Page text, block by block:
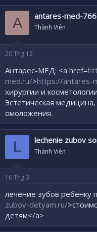
A antares-med-766
Thành Viên
20Thg 12
Антарес-МЕД: <a href=
med.ru/>https://antares-
хирургии и
Эстетическая
омоложения.
L lechenie zubov
Thành Viên
16Thg 3
лечение зубов ребенку
zubov-detyam.ru/
детям</a>